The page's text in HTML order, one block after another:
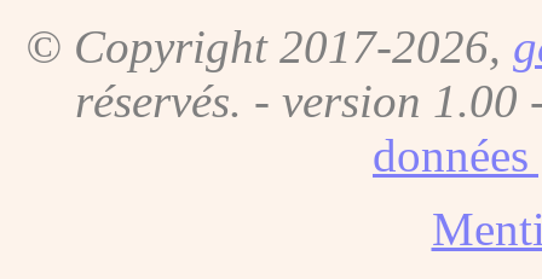
© Copyright 2017-2026,
réservés. - version 1.00